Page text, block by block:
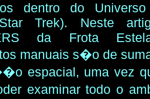
dentro do
Trek). Neste
da Frota
manuais s�o de
espacial, uma vez
examinar todo o